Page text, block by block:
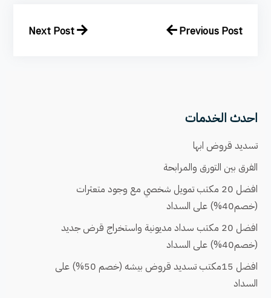
Previous Post
Next Post
احدث الخدمات
تسديد قروض ابها
الفرق بين التورق والمرابحة
افضل 20 مكتب تمويل شخصي مع وجود متعثرات
(خصم40%) على السداد
افضل 20 مكتب سداد مديونية واستخراج قرض جديد
(خصم40%) على السداد
افضل 15مكتب تسديد قروض بيشه (خصم 50%) على
السداد